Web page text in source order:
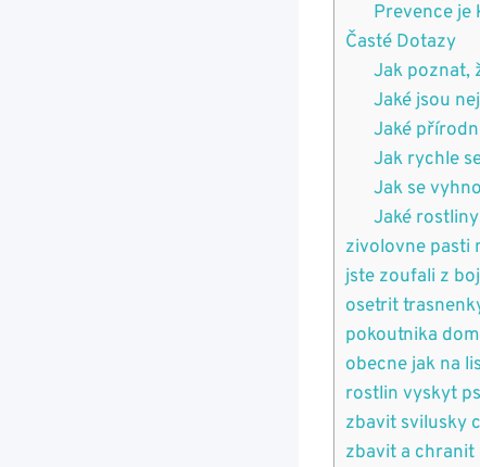
Prevence je
Časté Dotazy
Jak poznat,
Jaké jsou
Jaké
Jak rychle
Jak se
Jaké
zivolovne pasti
jste zoufali z
osetrit
pokoutnika
obecne jak na
rostlin vyskyt
zbavit svilusky
zbavit a chranit